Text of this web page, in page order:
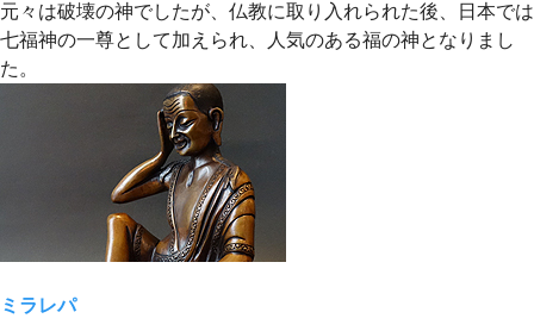
元々は破壊の神でしたが、仏教に取り入れられた後、日本では
七福神の一尊として加えられ、人気のある福の神となりまし
た。
ミラレパ